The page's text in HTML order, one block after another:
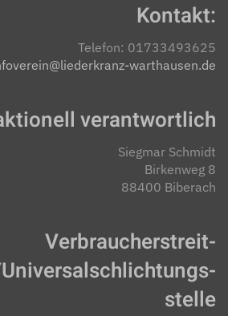
Kontakt:
Telefon: 01733493625
warthausen.de
verantwortlich
Siegmar Schmidt
Birkenweg 8
88400 Biberach
Verbraucher­streit­
stelle